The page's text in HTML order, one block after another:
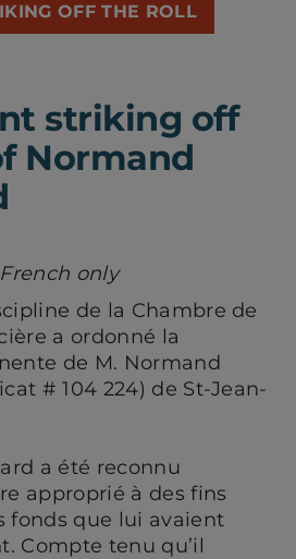
OFF THE ROLL
striking off
Normand
only
de la Chambre de
a ordonné la
de M. Normand
# 104 224) de St-Jean-
a été reconnu
approprié à des fins
fonds que lui avaient
Compte tenu qu’il